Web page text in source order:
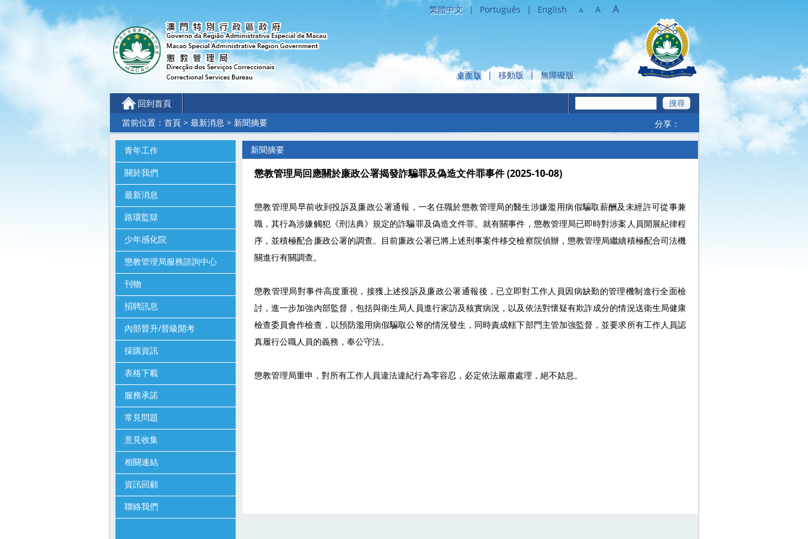
繁體中文 | Português | English A A A
桌面版 | 移動版 | 無障礙版
回到首頁
分享：
當前位置： 首頁 > 最新消息 > 新聞摘要
青年工作
關於我們
最新消息
路環監獄
少年感化院
懲教管理局服務諮詢中心
刊物
招聘訊息
內部晉升/晉級開考
採購資訊
表格下載
服務承諾
常見問題
意見收集
相關連結
資訊回顧
聯絡我們
新聞摘要
懲教管理局回應關於廉政公署揭發詐騙罪及偽造文件罪事件 (2025-10-08)
懲教管理局早前收到投訴及廉政公署通報，一名任職於懲教管理局的醫生涉嫌濫用病假騙取薪酬及未經許可從事兼
職，其行為涉嫌觸犯《刑法典》規定的詐騙罪及偽造文件罪。就有關事件，懲教管理局已即時對涉案人員開展紀律程
序，並積極配合廉政公署的調查。目前廉政公署已將上述刑事案件移交檢察院偵辦，懲教管理局繼續積極配合司法機
關進行有關調查。
懲教管理局對事件高度重視，接獲上述投訴及廉政公署通報後，已立即對工作人員因病缺勤的管理機制進行全面檢
討，進一步加強內部監督，包括與衛生局人員進行家訪及核實病況，以及依法對懷疑有欺詐成分的情況送衛生局健康
檢查委員會作檢查，以預防濫用病假騙取公帑的情況發生，同時責成轄下部門主管加強監督，並要求所有工作人員認
真履行公職人員的義務，奉公守法。
懲教管理局重申，對所有工作人員違法違紀行為零容忍，必定依法嚴肅處理，絕不姑息。